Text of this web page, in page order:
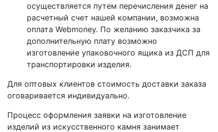
осуществляется путем перечисления денег на
расчетный счет нашей компании, возможна
оплата Webmoney. По желанию заказчика за
дополнительную плату возможно
изготовление упаковочного ящика из ДСП для
транспортировки изделия.
Для оптовых клиентов стоимость доставки заказа
оговаривается индивидуально.
Процесс оформления заявки на изготовление
изделий из искусственного камня занимает